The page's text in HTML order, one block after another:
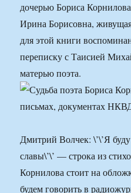
дочерью Бориса
Ирина Борисовна,
для этой книги
переписку с Таисией
матерью поэта.
Дмитрий Волчек: \’\’Я
славы\’\’ — строка из
Корнилова стоит на
будем говорить в